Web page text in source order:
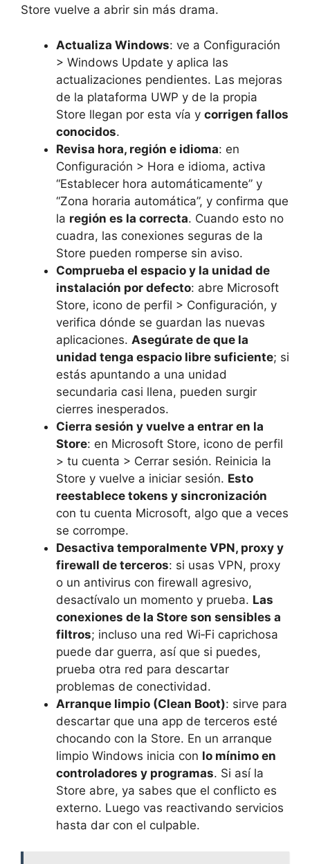
Store vuelve a abrir sin más drama.
Actualiza Windows: ve a Configuración
> Windows Update y aplica las
actualizaciones pendientes. Las mejoras
de la plataforma UWP y de la propia
Store llegan por esta vía y corrigen fallos
conocidos.
Revisa hora, región e idioma: en
Configuración > Hora e idioma, activa
“Establecer hora automáticamente” y
“Zona horaria automática”, y confirma que
la región es la correcta. Cuando esto no
cuadra, las conexiones seguras de la
Store pueden romperse sin aviso.
Comprueba el espacio y la unidad de
instalación por defecto: abre Microsoft
Store, icono de perfil > Configuración, y
verifica dónde se guardan las nuevas
aplicaciones. Asegúrate de que la
unidad tenga espacio libre suficiente; si
estás apuntando a una unidad
secundaria casi llena, pueden surgir
cierres inesperados.
Cierra sesión y vuelve a entrar en la
Store: en Microsoft Store, icono de perfil
> tu cuenta > Cerrar sesión. Reinicia la
Store y vuelve a iniciar sesión. Esto
reestablece tokens y sincronización
con tu cuenta Microsoft, algo que a veces
se corrompe.
Desactiva temporalmente VPN, proxy y
firewall de terceros: si usas VPN, proxy
o un antivirus con firewall agresivo,
desactívalo un momento y prueba. Las
conexiones de la Store son sensibles a
filtros; incluso una red Wi‑Fi caprichosa
puede dar guerra, así que si puedes,
prueba otra red para descartar
problemas de conectividad.
Arranque limpio (Clean Boot): sirve para
descartar que una app de terceros esté
chocando con la Store. En un arranque
limpio Windows inicia con lo mínimo en
controladores y programas. Si así la
Store abre, ya sabes que el conflicto es
externo. Luego vas reactivando servicios
hasta dar con el culpable.